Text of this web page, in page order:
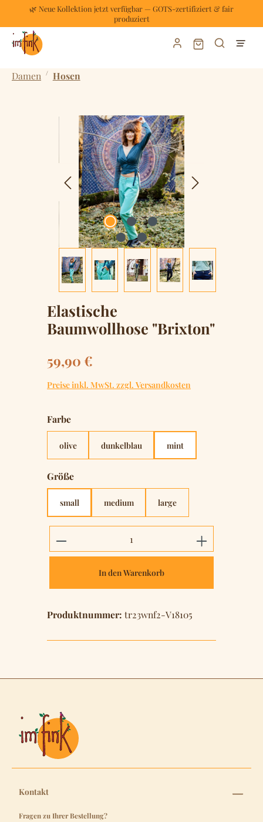
Zum Hauptinhalt springen
🌿 Neue Kollektion jetzt verfügbar — GOTS-zertifiziert & fair
produziert
Warenkorb
Damen / Hosen
Bildergalerie überspringen
Elastische
Baumwollhose "Brixton"
Regulärer Preis:
59,90 €
Preise inkl. MwSt. zzgl. Versandkosten
Farbeauswählen
olive dunkelblau mint
Größeauswählen
small medium large
Produkt Anzahl: Gib den
In den Warenkorb
Produktnummer: tr23wnf2-V18105
Kontakt
Fragen zu Ihrer Bestellung?